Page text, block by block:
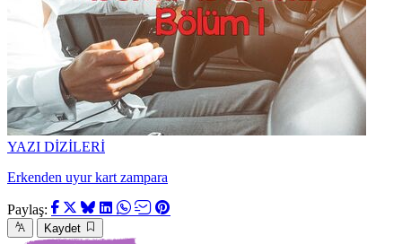
YAZI DİZİLERİ
Erkenden uyur kart zampara
Paylaş:
Kaydet